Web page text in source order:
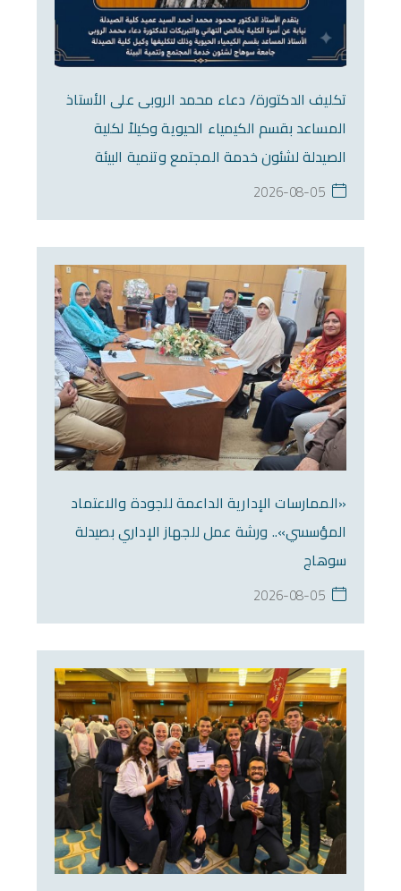
تكليف الدكتورة/ دعاء محمد الروبى على الأستاذ
المساعد بقسم الكيمياء الحيوية وكيلاً لكلية
الصيدلة لشئون خدمة المجتمع وتنمية البيئة
2026-08-05
«الممارسات الإدارية الداعمة للجودة والاعتماد
المؤسسي».. ورشة عمل للجهاز الإداري بصيدلة
سوهاج
2026-08-05